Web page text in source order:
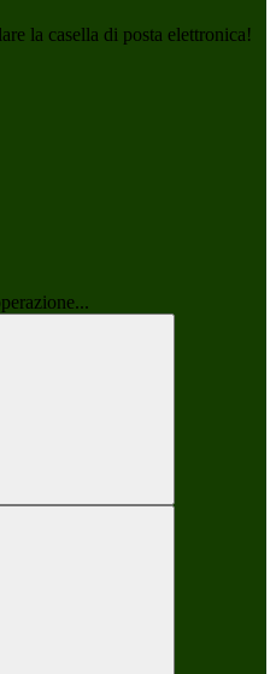
la casella di posta elettronica!